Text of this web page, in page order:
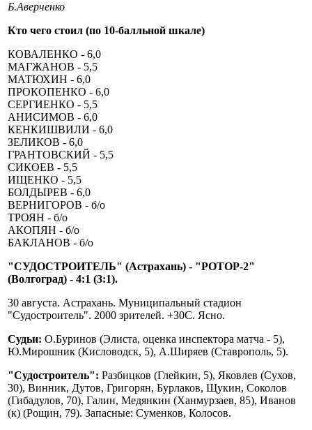
Б.Аверченко
Кто чего стоил (по 10-балльной шкале)
КОВАЛЕНКО - 6,0
МАГЖАНОВ - 5,5
МАТЮХИН - 6,0
ПРОКОПЕНКО - 6,0
СЕРГИЕНКО - 5,5
АНИСИМОВ - 6,0
КЕНКИШВИЛИ - 6,0
ЗЕЛИКОВ - 6,0
ГРАНТОВСКИЙ - 5,5
СИКОЕВ - 5,5
ИЩЕНКО - 5,5
БОЛДЫРЕВ - 6,0
ВЕРНИГОРОВ - б/о
ТРОЯН - б/о
АКОПЯН - б/о
БАКЛАНОВ - б/о
"СУДОСТРОИТЕЛЬ" (Астрахань) - "РОТОР-2"
(Волгоград) - 4:1 (3:1).
30 августа. Астрахань. Муниципальный стадион
"Судостроитель". 2000 зрителей. +30С. Ясно.
Судьи: О.Буринов (Элиста, оценка инспектора матча - 5),
Ю.Мирошник (Кисловодск, 5), А.Ширяев (Ставрополь, 5).
"Судостроитель": Разбицков (Глейкин, 5), Яковлев (Сухов,
30), Винник, Дутов, Григорян, Бурлаков, Щукин, Соколов
(Гибадулов, 70), Галин, Медянкин (Ханмурзаев, 85), Иванов
(к) (Рощин, 79). Запасные: Суменков, Колосов.